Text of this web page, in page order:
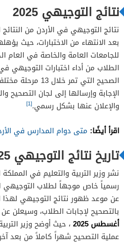
نتائج التوجيهي 2025
نتائج التوجيهي في الأردن من
بعد الانتهاء من الاختبارات، حيث
للجامعات العامة والخاصة في العام
الطلاب من أداء اختبارات التوجيهي
الصحيح التي تمر
الإجابة وإرسالها إلى لجان التصحيح
والإعلان عنها بشكل رسمي.[1]
اقرأ أيضًا: متى دوام المدارس في
تاريخ نتائج التوجيهي 2025 الاردن
نشر وزير التربية والتعليم في
رسمياً خاص موجهاً لطلاب التوجيهي
عن موعد ظهور نتائج التوجيهي لهذا
بالتصحيح لإجابات الطلاب، وسيعلن
أغسطس 2025
، حيث أوضح وزير
عملية التصحيح شهراً كاملاً من بعد